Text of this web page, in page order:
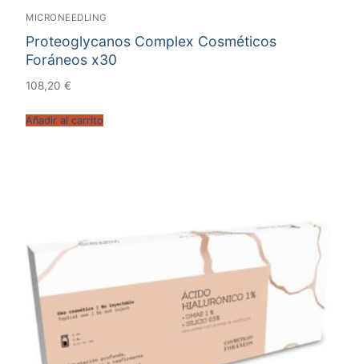
MICRONEEDLING
Proteoglycanos Complex Cosméticos
Foráneos x30
108,20 €
Añadir al carrito